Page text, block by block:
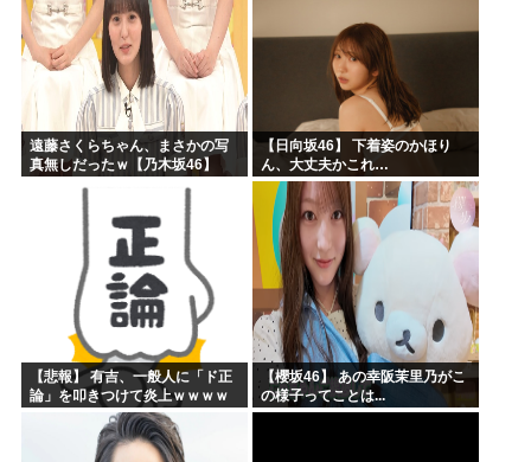
遠藤さくらちゃん、まさかの写
真無しだったｗ【乃木坂46】
【日向坂46】 下着姿のかほり
ん、大丈夫かこれ…
【悲報】 有吉、一般人に「ド正
論」を叩きつけて炎上ｗｗｗｗ
【櫻坂46】 あの幸阪茉里乃がこ
の様子ってことは...